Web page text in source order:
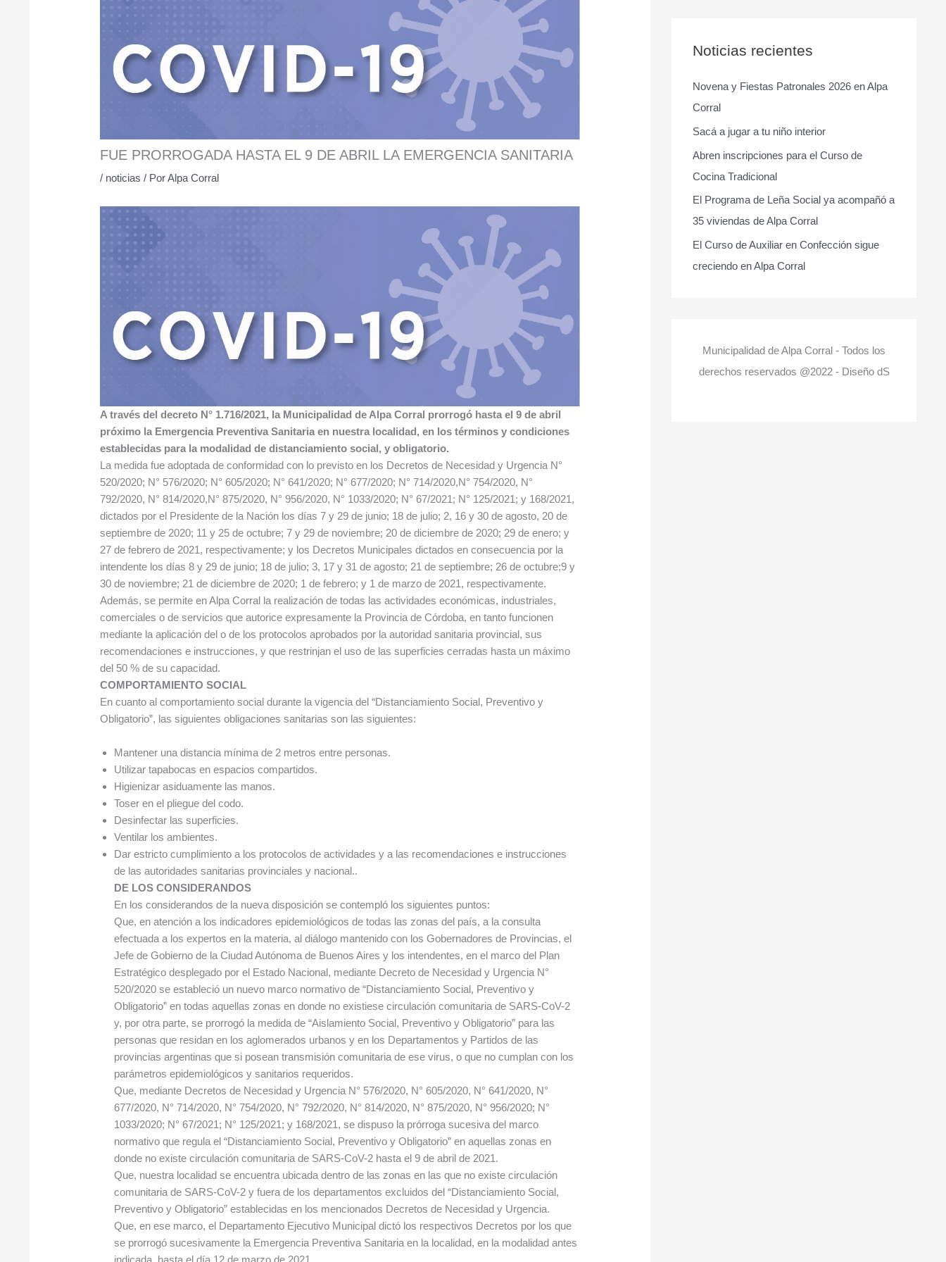
FUE PRORROGADA HASTA EL 9 DE ABRIL LA EMERGENCIA SANITARIA
/ noticias / PorAlpa Corral
A través del decreto N° 1.716/2021, la Municipalidad de Alpa Corral prorrogó hasta el 9 de abril
próximo la Emergencia Preventiva Sanitaria en nuestra localidad, en los términos y condiciones
establecidas para la modalidad de distanciamiento social, y obligatorio.
La medida fue adoptada de conformidad con lo previsto en los Decretos de Necesidad y Urgencia N°
520/2020; N° 576/2020; N° 605/2020; N° 641/2020; N° 677/2020; N° 714/2020,N° 754/2020, N°
792/2020, N° 814/2020,N° 875/2020, N° 956/2020, N° 1033/2020; N° 67/2021; N° 125/2021; y 168/2021,
dictados por el Presidente de la Nación los días 7 y 29 de junio; 18 de julio; 2, 16 y 30 de agosto, 20 de
septiembre de 2020; 11 y 25 de octubre; 7 y 29 de noviembre; 20 de diciembre de 2020; 29 de enero; y
27 de febrero de 2021, respectivamente; y los Decretos Municipales dictados en consecuencia por la
intendente los días 8 y 29 de junio; 18 de julio; 3, 17 y 31 de agosto; 21 de septiembre; 26 de octubre;9 y
30 de noviembre; 21 de diciembre de 2020; 1 de febrero; y 1 de marzo de 2021, respectivamente.
Además, se permite en Alpa Corral la realización de todas las actividades económicas, industriales,
comerciales o de servicios que autorice expresamente la Provincia de Córdoba, en tanto funcionen
mediante la aplicación del o de los protocolos aprobados por la autoridad sanitaria provincial, sus
recomendaciones e instrucciones, y que restrinjan el uso de las superficies cerradas hasta un máximo
del 50 % de su capacidad.
COMPORTAMIENTO SOCIAL
En cuanto al comportamiento social durante la vigencia del “Distanciamiento Social, Preventivo y
Obligatorio”, las siguientes obligaciones sanitarias son las siguientes:
Mantener una distancia mínima de 2 metros entre personas.
Utilizar tapabocas en espacios compartidos.
Higienizar asiduamente las manos.
Toser en el pliegue del codo.
Desinfectar las superficies.
Ventilar los ambientes.
Dar estricto cumplimiento a los protocolos de actividades y a las recomendaciones e instrucciones
de las autoridades sanitarias provinciales y nacional..
DE LOS CONSIDERANDOS
En los considerandos de la nueva disposición se contempló los siguientes puntos:
Que, en atención a los indicadores epidemiológicos de todas las zonas del país, a la consulta
efectuada a los expertos en la materia, al diálogo mantenido con los Gobernadores de Provincias, el
Jefe de Gobierno de la Ciudad Autónoma de Buenos Aires y los intendentes, en el marco del Plan
Estratégico desplegado por el Estado Nacional, mediante Decreto de Necesidad y Urgencia N°
520/2020 se estableció un nuevo marco normativo de “Distanciamiento Social, Preventivo y
Obligatorio” en todas aquellas zonas en donde no existiese circulación comunitaria de SARS-CoV-2
y, por otra parte, se prorrogó la medida de “Aislamiento Social, Preventivo y Obligatorio” para las
personas que residan en los aglomerados urbanos y en los Departamentos y Partidos de las
provincias argentinas que si posean transmisión comunitaria de ese virus, o que no cumplan con los
parámetros epidemiológicos y sanitarios requeridos.
Que, mediante Decretos de Necesidad y Urgencia N° 576/2020, N° 605/2020, N° 641/2020, N°
677/2020, N° 714/2020, N° 754/2020, N° 792/2020, N° 814/2020, N° 875/2020, N° 956/2020; N°
1033/2020; N° 67/2021; N° 125/2021; y 168/2021, se dispuso la prórroga sucesiva del marco
normativo que regula el “Distanciamiento Social, Preventivo y Obligatorio” en aquellas zonas en
donde no existe circulación comunitaria de SARS-CoV-2 hasta el 9 de abril de 2021.
Que, nuestra localidad se encuentra ubicada dentro de las zonas en las que no existe circulación
comunitaria de SARS-CoV-2 y fuera de los departamentos excluidos del “Distanciamiento Social,
Preventivo y Obligatorio” establecidas en los mencionados Decretos de Necesidad y Urgencia.
Que, en ese marco, el Departamento Ejecutivo Municipal dictó los respectivos Decretos por los que
se prorrogó sucesivamente la Emergencia Preventiva Sanitaria en la localidad, en la modalidad antes
indicada, hasta el día 12 de marzo de 2021.
a
p
o
r
:
Noticias recientes
Novena y Fiestas Patronales 2026 en Alpa
Corral
Sacá a jugar a tu niño interior
Abren inscripciones para el Curso de
Cocina Tradicional
El Programa de Leña Social ya acompañó a
35 viviendas de Alpa Corral
El Curso de Auxiliar en Confección sigue
creciendo en Alpa Corral
Municipalidad de Alpa Corral - Todos los
derechos reservados @2022 - Diseño dS